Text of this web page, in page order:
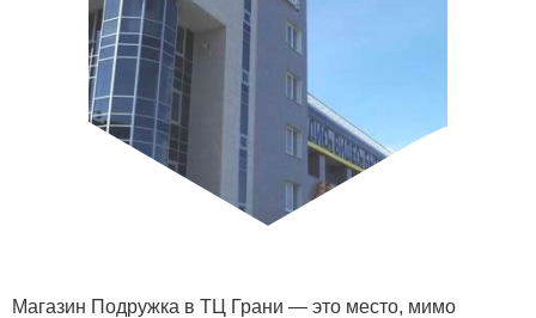
Магазин Подружка в ТЦ Грани — это место, мимо